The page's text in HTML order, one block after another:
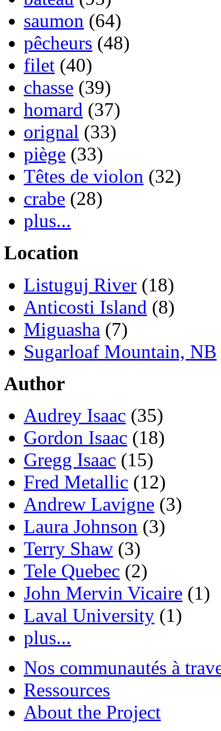
saumon (64)
pêcheurs (48)
filet (40)
chasse (39)
homard (37)
orignal (33)
piège (33)
Têtes de violon (32)
crabe (28)
plus...
Location
Listuguj River (18)
Anticosti Island (8)
Miguasha (7)
Sugarloaf Mountain, NB
Author
Audrey Isaac (35)
Gordon Isaac (18)
Gregg Isaac (15)
Fred Metallic (12)
Andrew Lavigne (3)
Laura Johnson (3)
Terry Shaw (3)
Tele Quebec (2)
John Mervin Vicaire (1)
Laval University (1)
plus...
Nos communautés à
Ressources
About the Project